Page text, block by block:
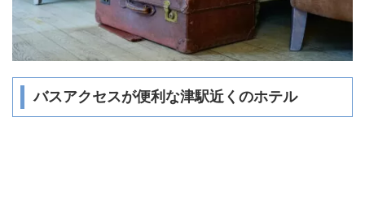
バスアクセスが便利な津駅近くのホテル